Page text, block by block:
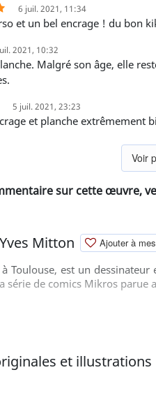
6 juil. 2021, 11:34
et un bel encrage ! du bon
2021, 10:32
5 juil. 2021, 23:23
et planche extrêmement
Voir
sur cette œuvre,
Mitton Ajouter à
à Toulouse, est un
série de comics Mikros parue
et illustrations